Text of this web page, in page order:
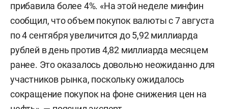
прибавила более 4%. «На этой неделе минфин
сообщил, что объем покупок валюты с 7 августа
по 4 сентября увеличится до 5,92 миллиарда
рублей в день против 4,82 миллиарда месяцем
ранее. Это оказалось довольно неожиданно для
участников рынка, поскольку ожидалось
сокращение покупок на фоне снижения цен на